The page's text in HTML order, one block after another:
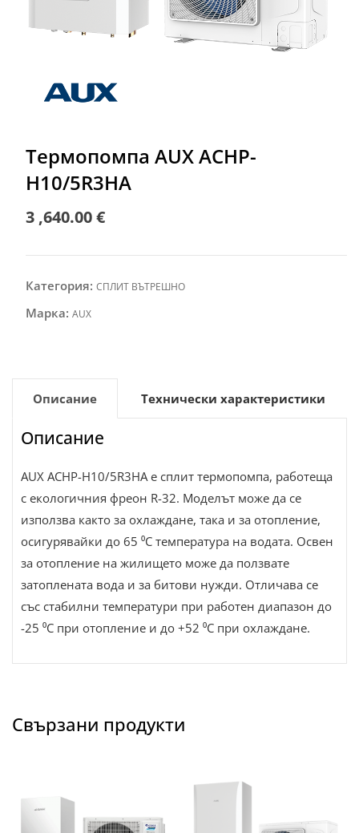
Термопомпа AUX ACHP-
H10/5R3HA
3 ,640.00€
Категория: СПЛИТ ВЪТРЕШНО
Марка: AUX
Описание Технически характеристики
Описание
AUX ACHP-H10/5R3HA е сплит термопомпа, работеща
с екологичния фреон R-32. Моделът може да се
използва както за охлаждане, така и за отопление,
осигурявайки до 65 ⁰C температура на водата. Освен
за отопление на жилището може да ползвате
затоплената вода и за битови нужди. Отличава се
със стабилни температури при работен диапазон до
-25 ⁰C при отопление и до +52 ⁰C при охлаждане.
Свързани продукти